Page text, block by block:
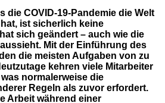
die COVID-19-Pandemie die Welt
ist sicherlich keine
sich geändert – auch wie die
Mit der Einführung des
die meisten Aufgaben von zu
kehren viele Mitarbeiter
normalerweise die
Regeln als zuvor erfordert.
Arbeit während einer